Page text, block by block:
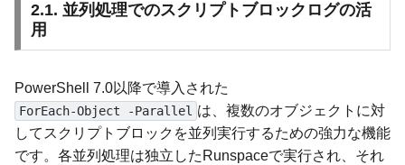
2.1. 並列処理でのスクリプトブロックログの活
用
PowerShell 7.0以降で導入された
ForEach-Object -Parallel は、複数のオブジェクトに対
してスクリプトブロックを並列実行するための強力な機能
です。各並列処理は独立したRunspaceで実行され、それ